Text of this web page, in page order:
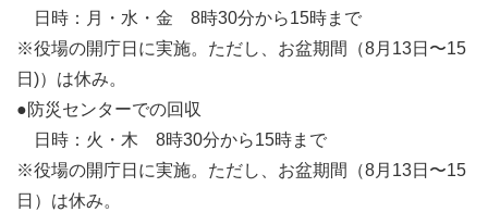
日時：月・水・金 8時30分から15時まで
※役場の開庁日に実施。ただし、お盆期間（8月13日〜15
日)）は休み。
●防災センターでの回収
日時：火・木 8時30分から15時まで
※役場の開庁日に実施。ただし、お盆期間（8月13日〜15
日）は休み。